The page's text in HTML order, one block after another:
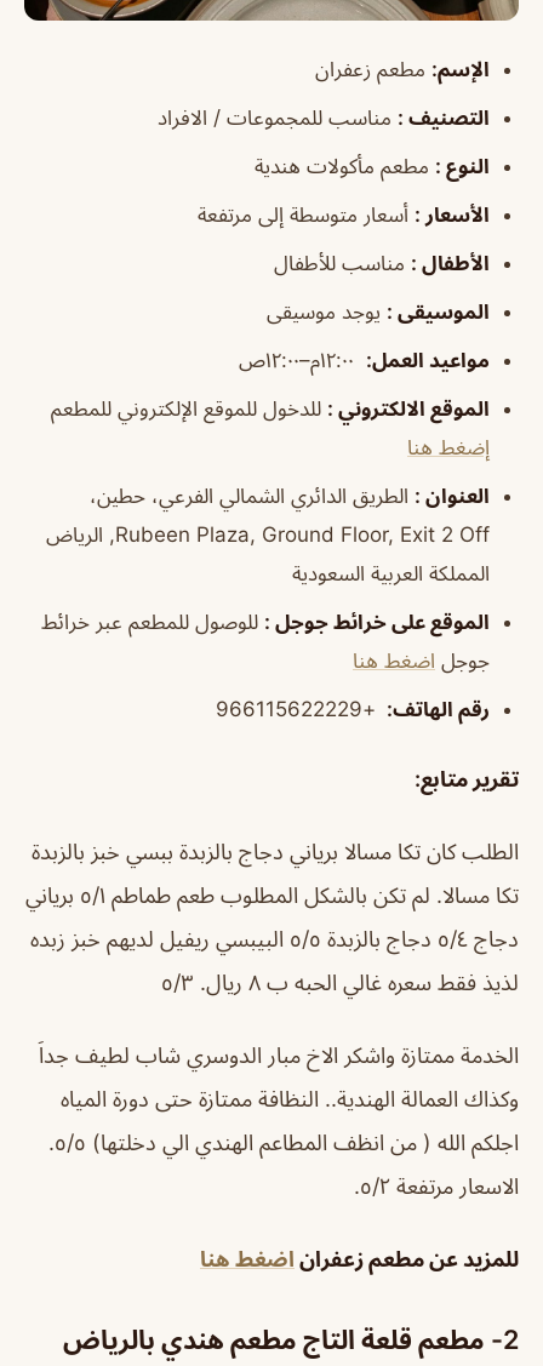
الإسم: مطعم زعفران
التصنيف : مناسب للمجموعات / الافراد
النوع : مطعم مأكولات هندية
الأسعار : أسعار متوسطة إلى مرتفعة
الأطفال : مناسب للأطفال
الموسيقى : يوجد موسيقى
مواعيد العمل:
الموقع الالكتروني : للدخول للموقع الإلكتروني للمطعم
إضغط هنا
العنوان : الطريق الدائري الشمالي الفرعي، حطين،
Rubeen Plaza, Ground Floor, Exit 2 Off, الرياض
المملكة العربية السعودية
الموقع على خرائط جوجل : للوصول للمطعم عبر خرائط
جوجل اضغط هنا
رقم الهاتف: +966115622229
تقرير متابع:
الطلب كان تكا مسالا برياني دجاج بالزبدة ببسي خبز بالزبدة
تكا مسالا. لم تكن بالشكل المطلوب طعم طماطم ٥/١ برياني
دجاج ٥/٤ دجاج بالزبدة ٥/٥ البيبسي ريفيل لديهم خبز زبده
لذيذ فقط سعره غالي الحبه ب ٨ ريال. ٥/٣
الخدمة ممتازة واشكر الاخ مبار الدوسري شاب لطيف جداَ
وكذاك العمالة الهندية.. النظافة ممتازة حتى دورة المياه
اجلكم الله ( من انظف المطاعم الهندي الي دخلتها) ٥/٥.
الاسعار مرتفعة ٥/٢.
للمزيد عن مطعم زعفران اضغط هنا
2- مطعم قلعة التاج مطعم هندي بالرياض